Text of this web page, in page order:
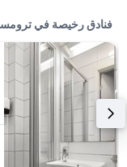
فنادق رخيصة في